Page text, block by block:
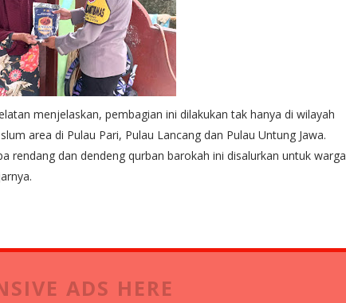
menjelaskan, pembagian ini dilakukan tak hanya di wilayah
area di Pulau Pari, Pulau Lancang dan Pulau Untung Jawa.
rendang dan dendeng qurban barokah ini disalurkan untuk warga
ADS HERE